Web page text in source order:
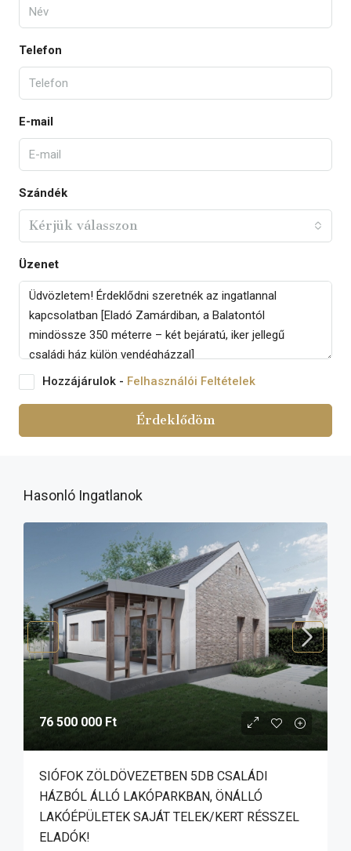
Telefon
E-mail
Szándék
Kérjük válasszon
Üzenet
Hozzájárulok - Felhasználói Feltételek
Érdeklődöm
Hasonló Ingatlanok
76 500 000 Ft
SIÓFOK ZÖLDÖVEZETBEN 5DB CSALÁDI
HÁZBÓL ÁLLÓ LAKÓPARKBAN, ÖNÁLLÓ
LAKÓÉPÜLETEK SAJÁT TELEK/KERT RÉSSZEL
ELADÓK!